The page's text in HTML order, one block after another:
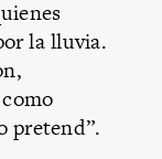
la lluvia.
pretend”.